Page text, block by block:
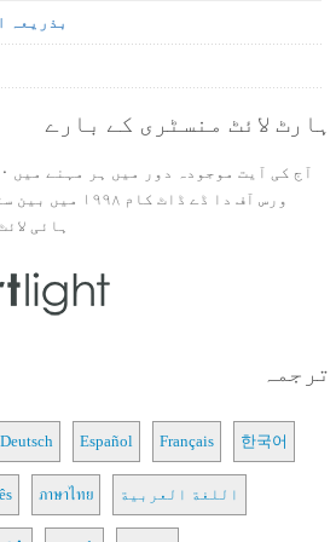
بذریعہ
ہارٹ لائٹ منسٹری کے بارے
ہائی
ترجمہ
Deutsch Español Français 한국어
ภาษาไทย اللغة العربية